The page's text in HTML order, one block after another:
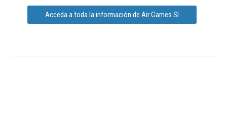
Acceda a toda la información de Air Games Sl